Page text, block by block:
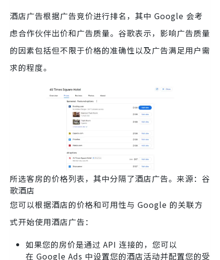
酒店广告根据广告竞价进行排名，其中 Google 会考
虑合作伙伴出价和广告质量。谷歌表示，影响广告质量
的因素包括但不限于价格的准确性以及广告满足用户需
求的程度。
所选客房的价格列表，其中分隔了酒店广告。来源：谷
歌酒店
您可以根据酒店的价格和可用性与 Google 的关联方
式开始使用酒店广告：
如果您的房价是通过 API 连接的，您可以
在 Google Ads 中设置您的酒店活动并配置您的受